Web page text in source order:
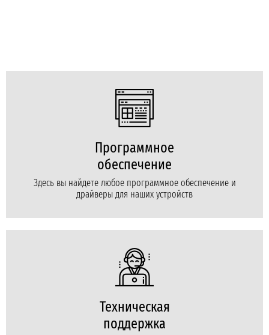
Программное
обеспечение
Здесь вы найдете любое программное обеспечение и
драйверы для наших устройств
Техническая
поддержка